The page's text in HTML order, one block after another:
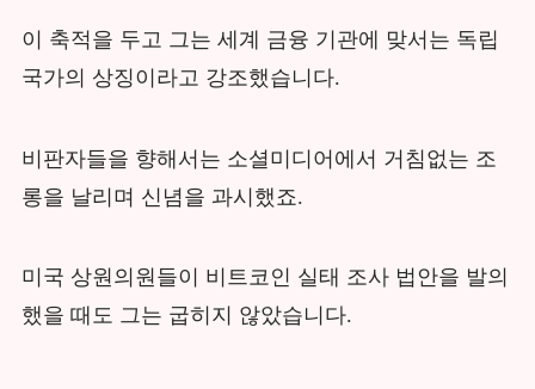
이 축적을 두고 그는 세계 금융 기관에 맞서는 독립
국가의 상징이라고 강조했습니다.
비판자들을 향해서는 소셜미디어에서 거침없는 조
롱을 날리며 신념을 과시했죠.
미국 상원의원들이 비트코인 실태 조사 법안을 발의
했을 때도 그는 굽히지 않았습니다.